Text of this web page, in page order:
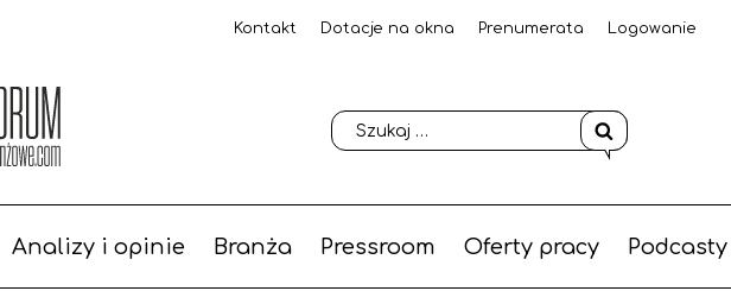
Kontakt Dotacje na okna Prenumerata Logowanie
Analizy i opinie Branża Pressroom Oferty pracy Podcasty